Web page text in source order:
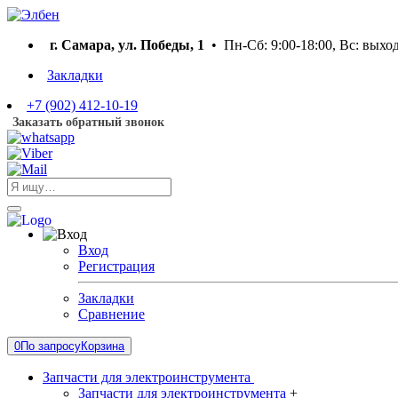
г. Самара, ул. Победы, 1
• Пн-Сб: 9:00-18:00, Вс:
Закладки
+7 (902) 412-10-19
Заказать обратный звонок
Вход
Регистрация
Закладки
Сравнение
0По запросуКорзина
Запчасти для электроинструмента
Запчасти для электроинструмента +